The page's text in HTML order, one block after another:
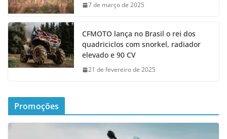
7 de março de 2025
CFMOTO lança no Brasil o rei dos
quadriciclos com snorkel, radiador
elevado e 90 CV
21 de fevereiro de 2025
Promoções